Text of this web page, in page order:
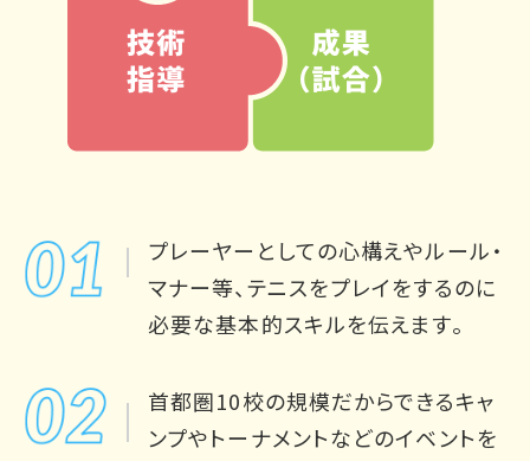
プレーヤーとしての心構えやルール・
マナー等、テニスをプレイをするのに
必要な基本的スキルを伝えます。
首都圏10校の規模だからできるキャ
ンプやトーナメントなどのイベントを